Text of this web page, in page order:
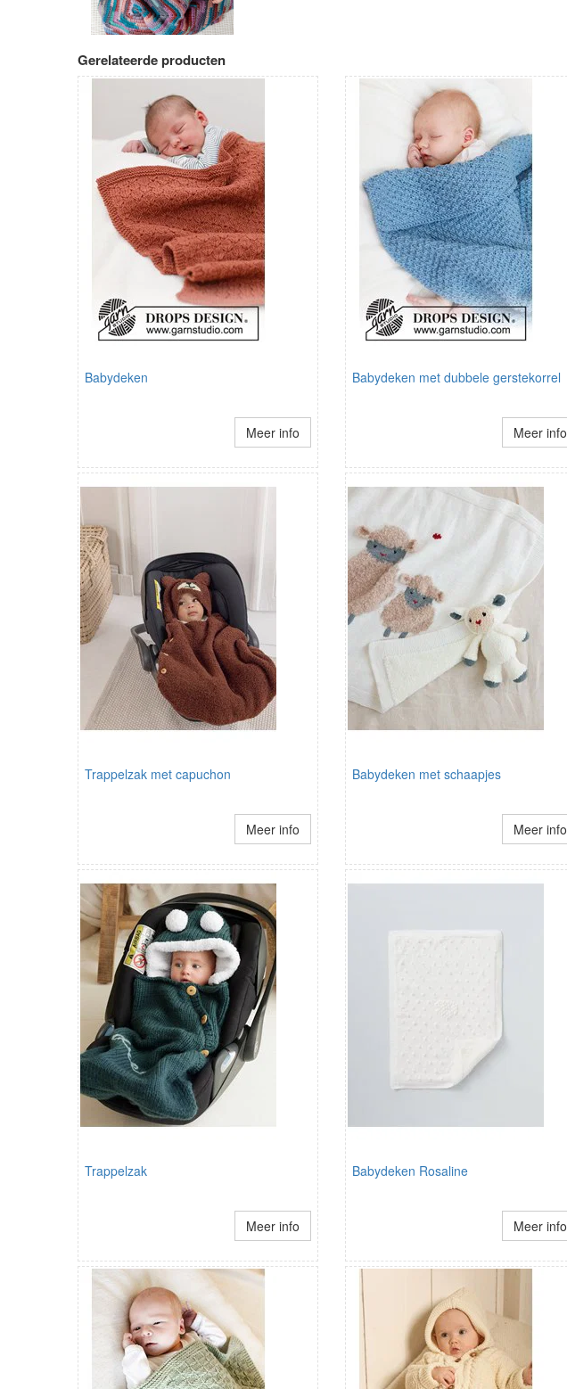
Gerelateerde producten
Babydeken
Meer info
Babydeken met dubbele gerstekorrel
Meer info
Trappelzak met capuchon
Meer info
Babydeken met schaapjes
Meer info
Trappelzak
Meer info
Babydeken Rosaline
Meer info